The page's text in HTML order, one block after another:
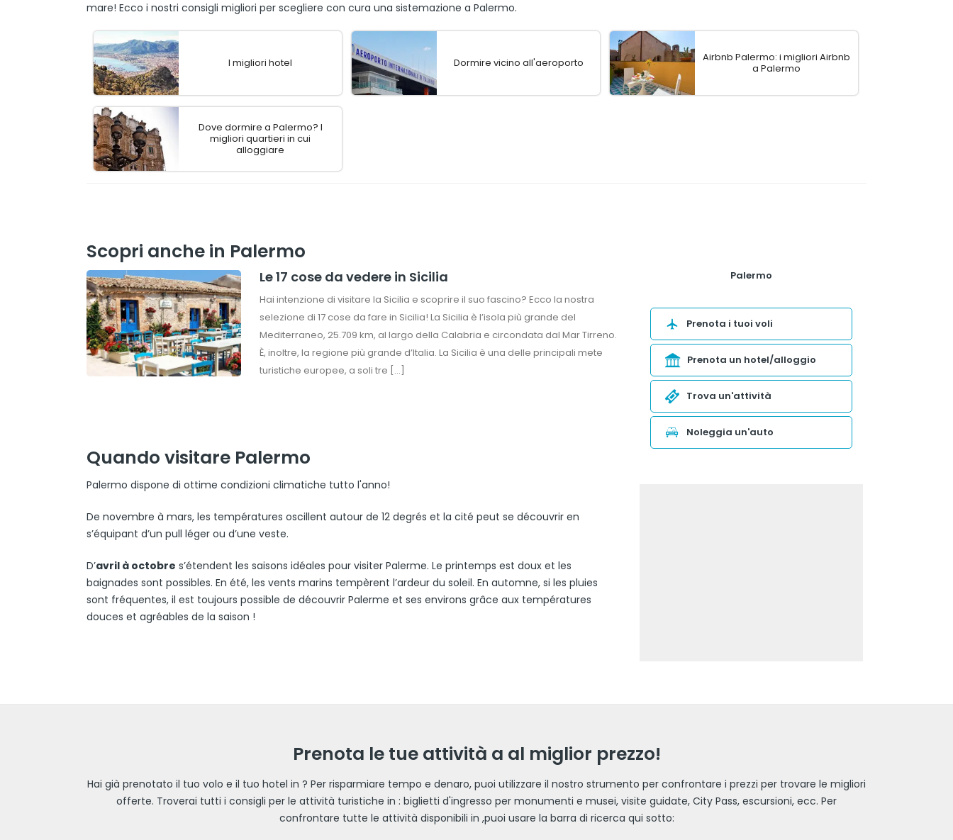
mare! Ecco i nostri consigli migliori per scegliere con cura una sistemazione a Palermo.
I migliori hotel Dormire vicino all'aeroporto
Airbnb Palermo: i migliori Airbnb
a Palermo
Dove dormire a Palermo? I
migliori quartieri in cui
alloggiare
Scopri anche in Palermo
Le 17 cose da vedere in Sicilia
Hai intenzione di visitare la Sicilia e scoprire il suo fascino? Ecco la nostra
selezione di 17 cose da fare in Sicilia! La Sicilia è l’isola più grande del
Mediterraneo, 25.709 km, al largo della Calabria e circondata dal Mar Tirreno.
È, inoltre, la regione più grande d’Italia. La Sicilia è una delle principali mete
turistiche europee, a soli tre […]
Quando visitare Palermo
Palermo dispone di ottime condizioni climatiche tutto l'anno!
De novembre à mars, les températures oscillent autour de 12 degrés et la cité peut se découvrir en
s’équipant d’un pull léger ou d’une veste.
D’avril à octobre s’étendent les saisons idéales pour visiter Palerme. Le printemps est doux et les
baignades sont possibles. En été, les vents marins tempèrent l’ardeur du soleil. En automne, si les pluies
sont fréquentes, il est toujours possible de découvrir Palerme et ses environs grâce aux températures
douces et agréables de la saison !
Palermo
Prenota i tuoi voli
Prenota un hotel/alloggio
Trova un'attività
Noleggia un'auto
Prenota le tue attività a al miglior prezzo!
Hai già prenotato il tuo volo e il tuo hotel in ? Per risparmiare tempo e denaro, puoi utilizzare il nostro strumento per confrontare i prezzi per trovare le migliori
offerte. Troverai tutti i consigli per le attività turistiche in : biglietti d'ingresso per monumenti e musei, visite guidate, City Pass, escursioni, ecc. Per
confrontare tutte le attività disponibili in ,puoi usare la barra di ricerca qui sotto: